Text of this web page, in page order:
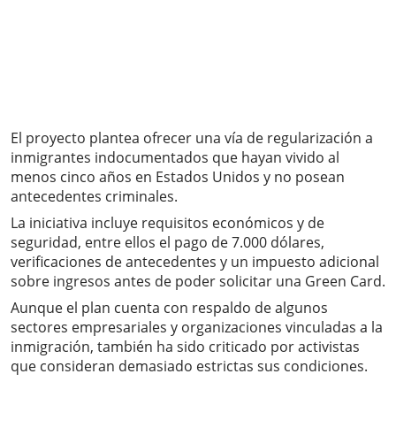
El proyecto plantea ofrecer una vía de regularización a
inmigrantes indocumentados que hayan vivido al
menos cinco años en Estados Unidos y no posean
antecedentes criminales.
La iniciativa incluye requisitos económicos y de
seguridad, entre ellos el pago de 7.000 dólares,
verificaciones de antecedentes y un impuesto adicional
sobre ingresos antes de poder solicitar una Green Card.
Aunque el plan cuenta con respaldo de algunos
sectores empresariales y organizaciones vinculadas a la
inmigración, también ha sido criticado por activistas
que consideran demasiado estrictas sus condiciones.